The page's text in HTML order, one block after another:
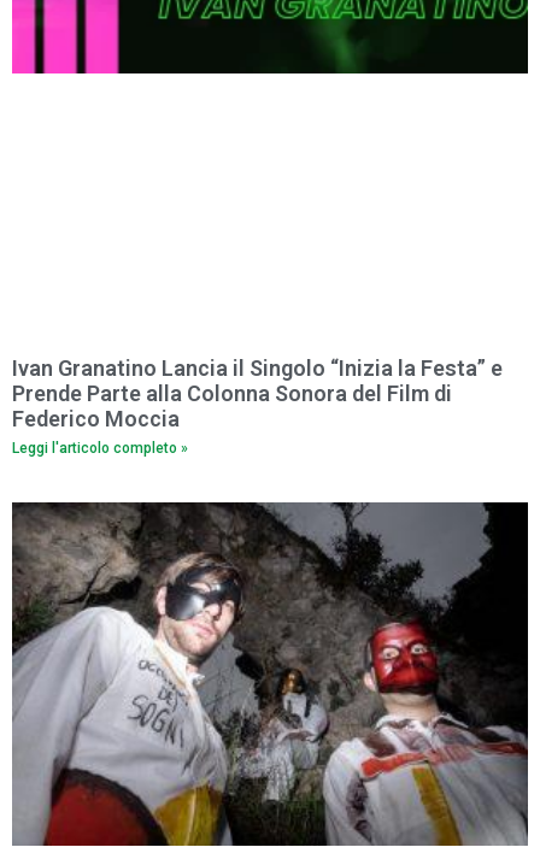
Ivan Granatino Lancia il Singolo “Inizia la Festa” e
Prende Parte alla Colonna Sonora del Film di
Federico Moccia
Leggi l'articolo completo »